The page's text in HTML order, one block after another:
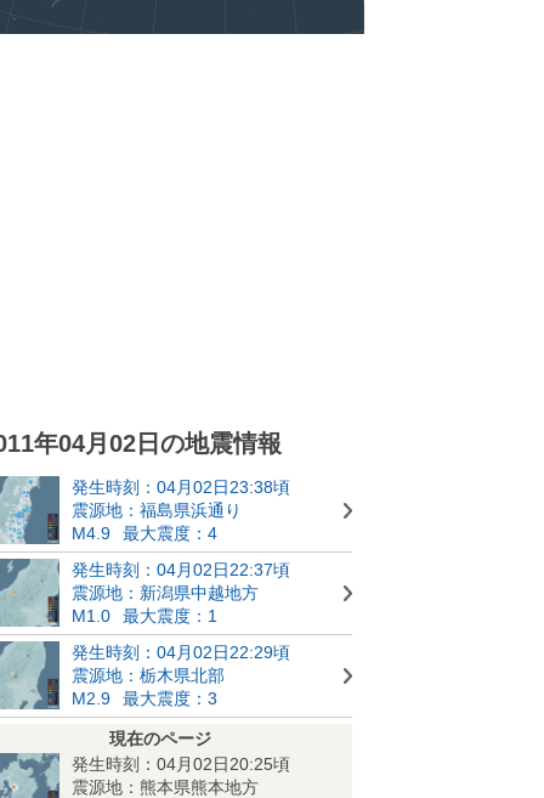
年04月02日の地震情報
発生時刻：04月02日23:38頃
震源地：福島県浜通り
M4.9
最大震度：4
発生時刻：04月02日22:37頃
震源地：新潟県中越地方
M1.0
最大震度：1
発生時刻：04月02日22:29頃
震源地：栃木県北部
M2.9
最大震度：3
現在のページ
発生時刻：04月02日20:25頃
震源地：熊本県熊本地方